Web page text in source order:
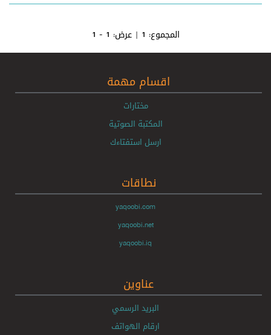
المجموع: 1 | عرض: 1 - 1
اقسام مهمة
مختارات
المكتبة الصوتية
ارسل استفتاءك
نطاقات
yaqoobi.com
yaqoobi.net
yaqoobi.iq
عناوين
البريد الرسمي
ارقام الهواتف